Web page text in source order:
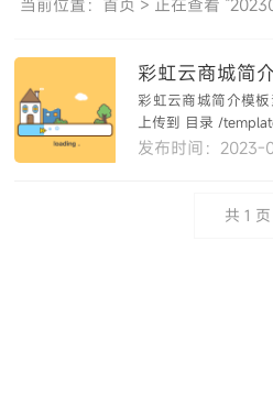
彩虹云商城简介模
上传到 目录 /
发布时间：2023-
共 1 页